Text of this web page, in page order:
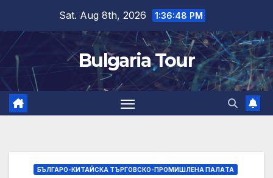
content
Sat. Aug 8th, 2026 1:36:49 PM
Bulgaria Tour
БЪЛГАРО-КИТАЙСКА ТЪРГОВСКО-ПРОМИШЛЕНА ПАЛAТА